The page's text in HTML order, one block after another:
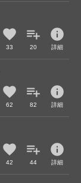
33 20
info
詳細
62 82
info
詳細
42 44
info
詳細